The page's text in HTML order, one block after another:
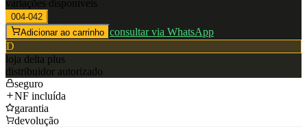
variações disponíveis
004-042
Adicionar ao carrinho consultar via WhatsApp
D
loja delta plus
distribuidor autorizado
seguro
NF incluída
garantia
devolução